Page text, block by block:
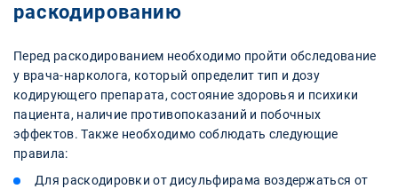
раскодированию
Перед раскодированием необходимо пройти обследование
у врача-нарколога, который определит тип и дозу
кодирующего препарата, состояние здоровья и психики
пациента, наличие противопоказаний и побочных
эффектов. Также необходимо соблюдать следующие
правила:
Для раскодировки от дисульфирама воздержаться от